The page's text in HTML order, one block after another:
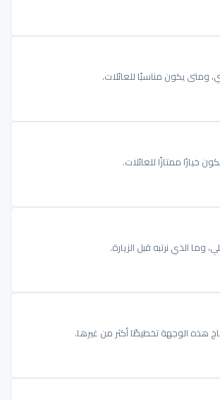
ومتى يكون مناسبًا للعائلات.
ممتازًا للعائلات.
الذي نرتبه قبل الزيارة.
هذه الوجهة تخطيطًا أكثر من غيرها.